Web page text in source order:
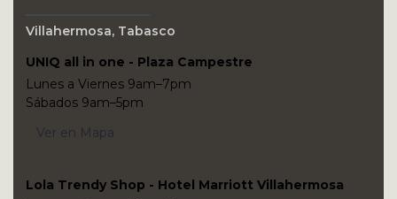
Villahermosa, Tabasco
UNIQ all in one - Plaza Campestre
Lunes a Viernes 9am–7pm
Sábados 9am–5pm
Ver en Mapa
Lola Trendy Shop - Hotel Marriott Villahermosa